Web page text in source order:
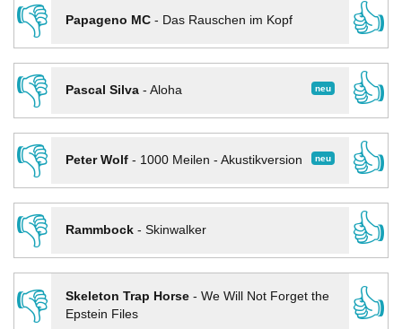
👎
Papageno MC- Das Rauschen im Kopf
👍
👎
neu
Pascal Silva- Aloha
👍
👎
neu
Peter Wolf- 1000 Meilen - Akustikversion
👍
👎
Rammbock- Skinwalker
👍
👎
Skeleton Trap Horse- We Will Not Forget the
Epstein Files
👍